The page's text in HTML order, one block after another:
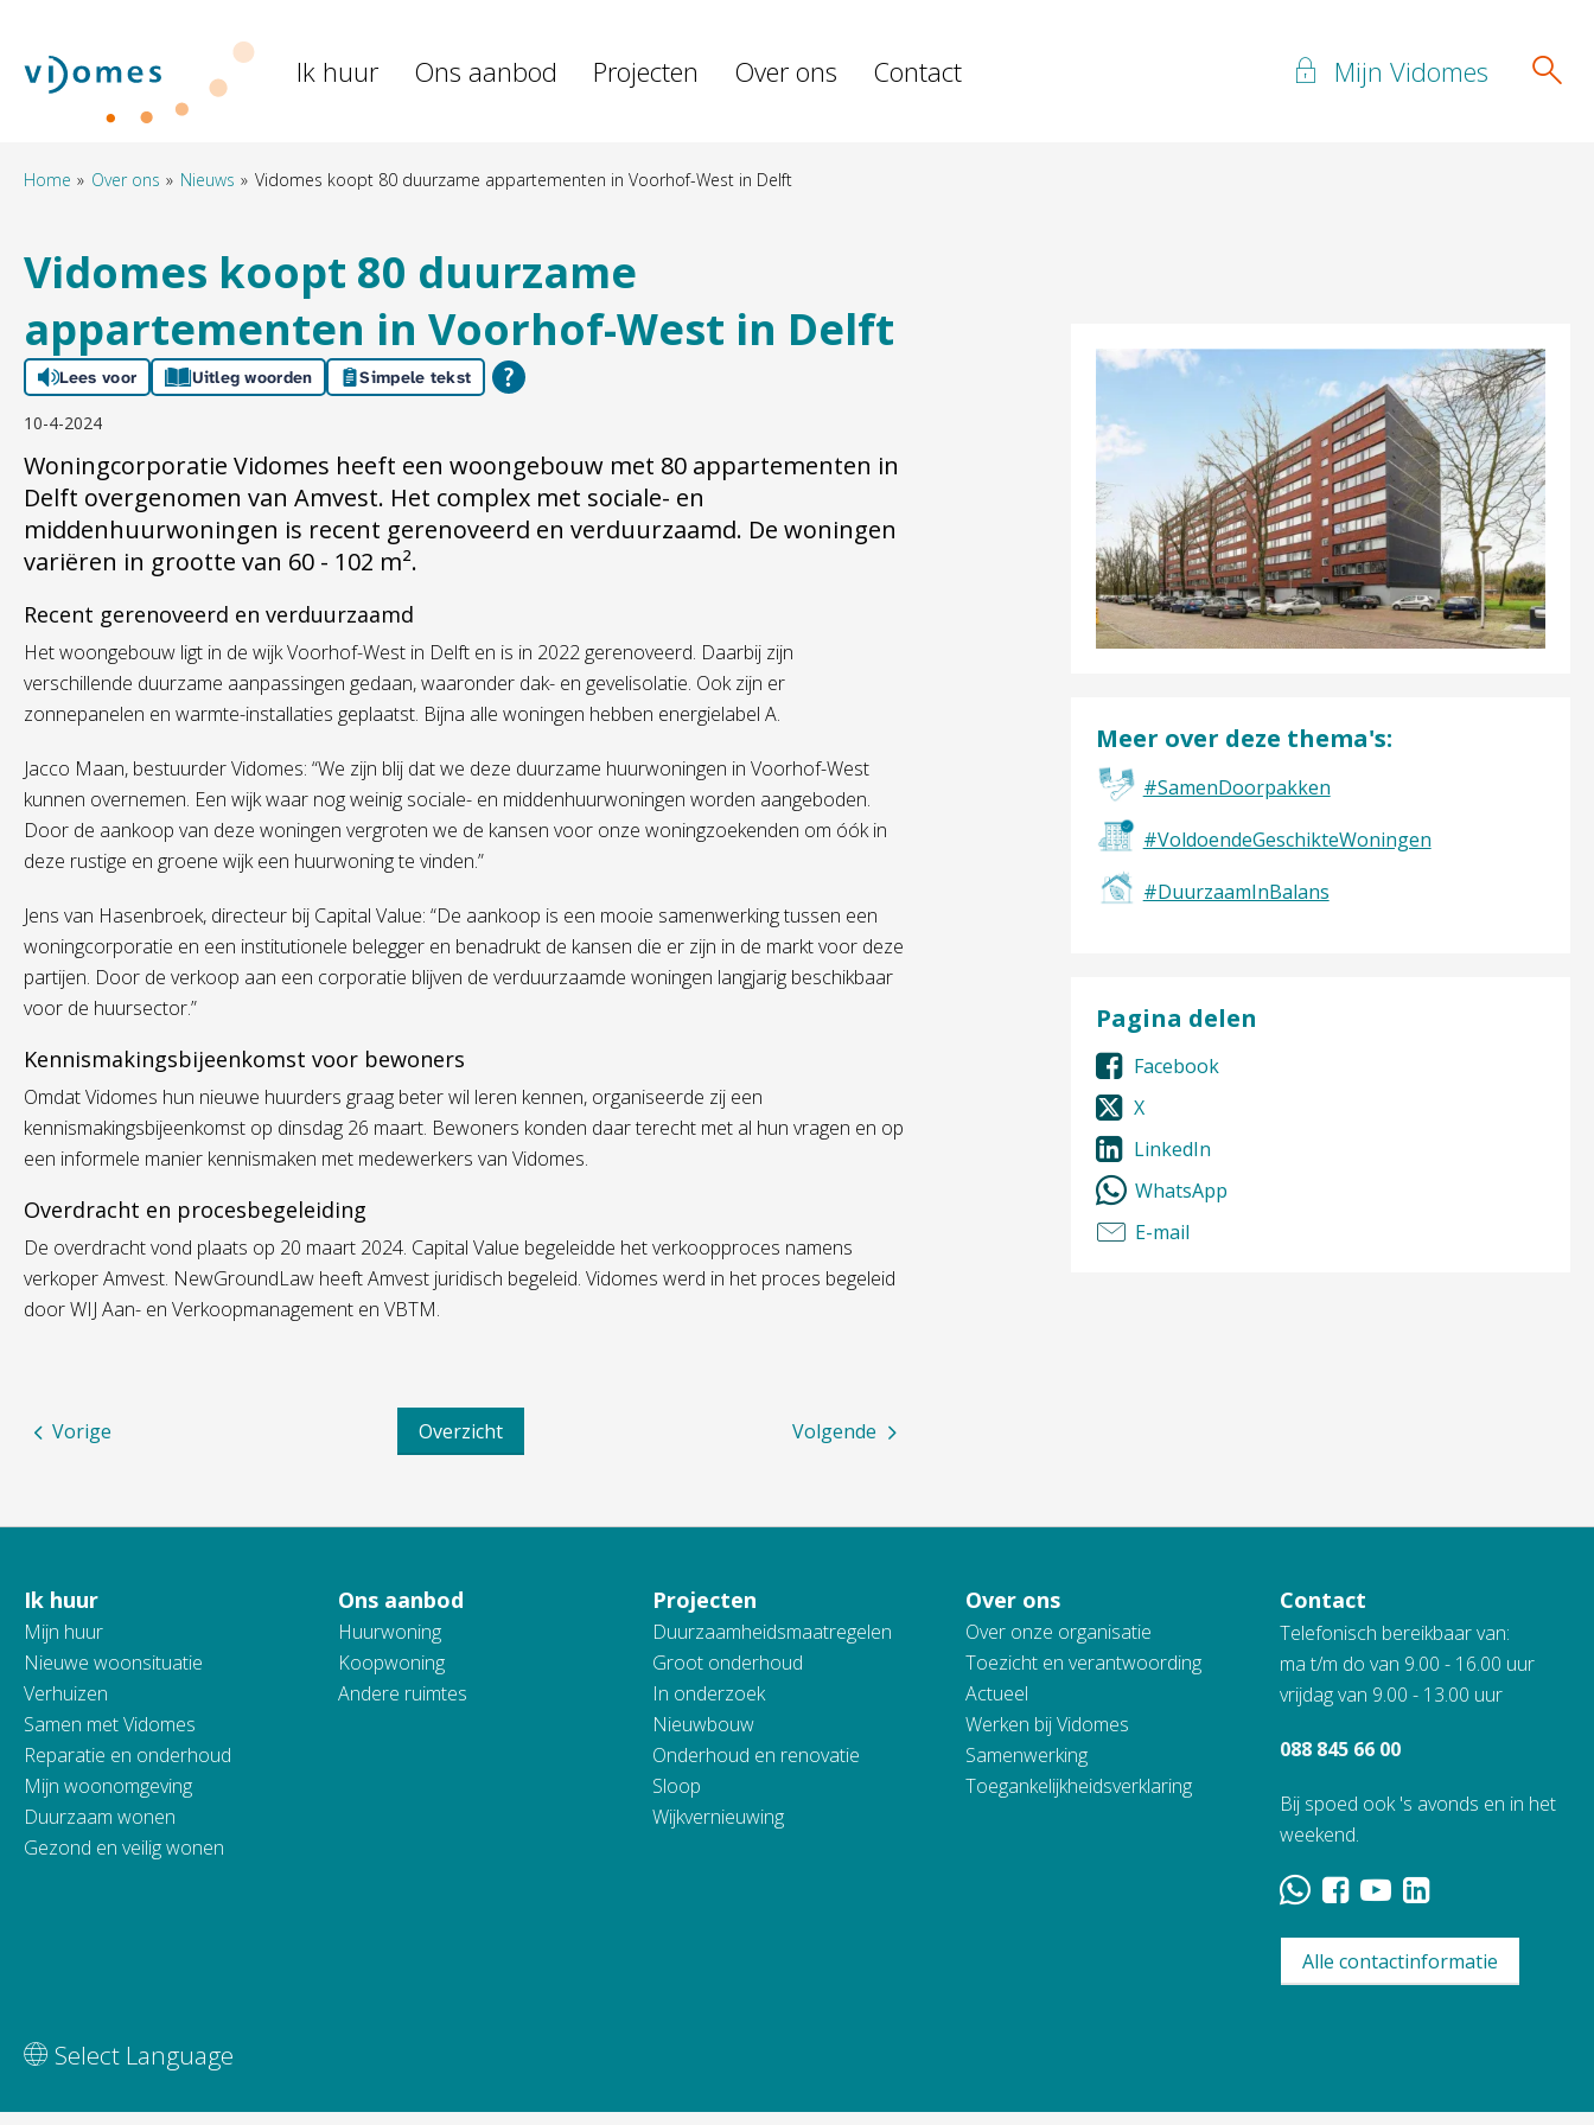
Naar hoofdinhoud
Naar hoofdnavigatiemenu
Naar zoeken
Naar de homepage Ik huur Ons aanbod Projecten Over ons Contact Mijn Vidomes
Home Over ons Nieuws Vidomes koopt 80 duurzame appartementen in Voorhof-West in Delft
Vidomes koopt 80 duurzame
appartementen in Voorhof-West in Delft
Lees voor Uitleg woorden Simpele tekst
10-4-2024
Woningcorporatie Vidomes heeft een woongebouw met 80 appartementen in
Delft overgenomen van Amvest. Het complex met sociale- en
middenhuurwoningen is recent gerenoveerd en verduurzaamd. De woningen
variëren in grootte van 60 - 102 m².
Recent gerenoveerd en verduurzaamd
Het woongebouw ligt in de wijk Voorhof-West in Delft en is in 2022 gerenoveerd. Daarbij zijn
verschillende duurzame aanpassingen gedaan, waaronder dak- en gevelisolatie. Ook zijn er
zonnepanelen en warmte-installaties geplaatst. Bijna alle woningen hebben energielabel A.
Jacco Maan, bestuurder Vidomes: “We zijn blij dat we deze duurzame huurwoningen in Voorhof-West
kunnen overnemen. Een wijk waar nog weinig sociale- en middenhuurwoningen worden aangeboden.
Door de aankoop van deze woningen vergroten we de kansen voor onze woningzoekenden om óók in
deze rustige en groene wijk een huurwoning te vinden.”
Jens van Hasenbroek, directeur bij Capital Value: “De aankoop is een mooie samenwerking tussen een
woningcorporatie en een institutionele belegger en benadrukt de kansen die er zijn in de markt voor deze
partijen. Door de verkoop aan een corporatie blijven de verduurzaamde woningen langjarig beschikbaar
voor de huursector.”
Kennismakingsbijeenkomst voor bewoners
Omdat Vidomes hun nieuwe huurders graag beter wil leren kennen, organiseerde zij een
kennismakingsbijeenkomst op dinsdag 26 maart. Bewoners konden daar terecht met al hun vragen en op
een informele manier kennismaken met medewerkers van Vidomes.
Overdracht en procesbegeleiding
De overdracht vond plaats op 20 maart 2024. Capital Value begeleidde het verkoopproces namens
verkoper Amvest. NewGroundLaw heeft Amvest juridisch begeleid. Vidomes werd in het proces begeleid
door WIJ Aan- en Verkoopmanagement en VBTM.
Volgende
Overzicht
Vorige
Meer over deze thema's:
#SamenDoorpakken
#VoldoendeGeschikteWoningen
#DuurzaamInBalans
Pagina delen
Facebook
X
LinkedIn
WhatsApp
E-mail
Contactinformatie
Ik huur
Mijn huur
Nieuwe woonsituatie
Verhuizen
Samen met Vidomes
Reparatie en onderhoud
Mijn woonomgeving
Duurzaam wonen
Gezond en veilig wonen
Ons aanbod
Huurwoning
Koopwoning
Andere ruimtes
Projecten
Duurzaamheidsmaatregelen
Groot onderhoud
In onderzoek
Nieuwbouw
Onderhoud en renovatie
Sloop
Wijkvernieuwing
Over ons
Over onze organisatie
Toezicht en verantwoording
Actueel
Werken bij Vidomes
Samenwerking
Toegankelijkheidsverklaring
Contact
Telefonisch bereikbaar van:
ma t/m do van 9.00 - 16.00 uur
vrijdag van 9.00 - 13.00 uur
088 845 66 00
Bij spoed ook 's avonds en in het
weekend.
Alle contactinformatie
Vertaal deze pagina
Select Language